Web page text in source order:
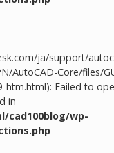
ja/support/
AutoCAD-Core/files/
htm.html): Failed to
in
cad100blog/wp-